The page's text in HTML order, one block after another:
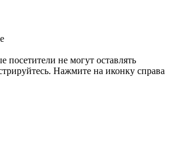
посетители не могут оставлять
Нажмите на иконку справа